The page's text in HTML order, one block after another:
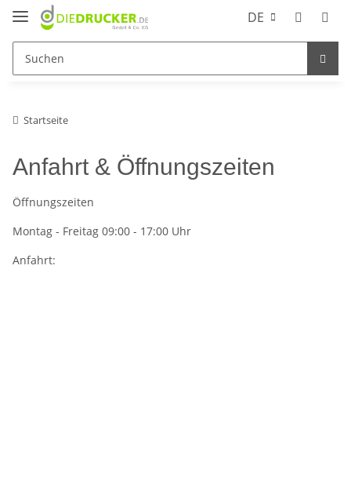
DE
Startseite
Anfahrt & Öffnungszeiten
Öffnungszeiten
Montag - Freitag 09:00 - 17:00 Uhr
Anfahrt: